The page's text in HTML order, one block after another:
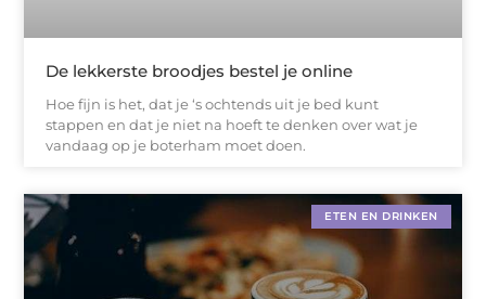
De lekkerste broodjes bestel je online
Hoe fijn is het, dat je ‘s ochtends uit je bed kunt
stappen en dat je niet na hoeft te denken over wat je
vandaag op je boterham moet doen.
ETEN EN DRINKEN